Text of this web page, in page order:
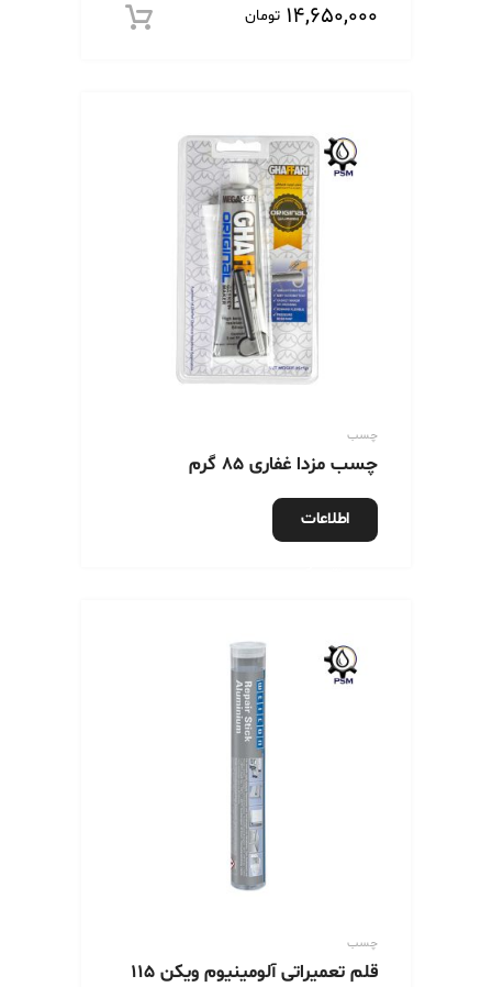
۱۴,۶۵۰,۰۰۰ تومان
چسب
چسب مزدا غفاری 85 گرم
اطلاعات
چسب
قلم تعمیراتی آلومینیوم ویکن 115